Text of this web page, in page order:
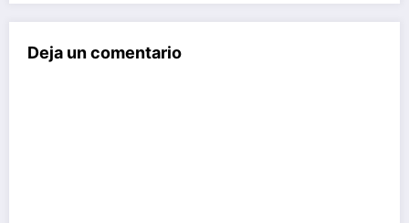
Deja un comentario